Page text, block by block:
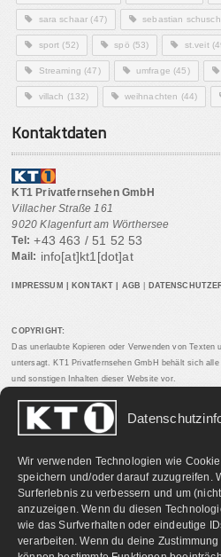
Wir verwenden Technologien wie
speichern und/oder darauf zuzugreifen.
Surferlebnis zu verbessern und um
anzuzeigen. Wenn du diesen
wie das Surfverhalten oder eindeutige
verarbeiten. Wenn du deine
sara schaar (47) sebastian
sport (52) spö (53) st.veit
Streaming (47) umfrage (45)
villach (132) weihnachten (44)
Kontaktdaten
KT1 Privatfernsehen GmbH
Villacher Straße 161
9020 Klagenfurt am Wörthersee
Tel: +43 463 / 51 52 53
Mail: info[at]kt1[dot]at
IMPRESSUM KONTAKT AGB
COPYRIGHT:
Das unerlaubte Kopieren oder Verwenden von
untersagt. KT1 Privatfernsehen GmbH behält sich
und sonstigen Inhalten dieser Website vor.
PARTNERLINKS: